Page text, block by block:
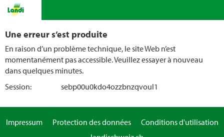
Une erreur s’est produite
En raison d’un problème technique, le site Web n’est
momentanément pas accessible. Veuillez essayer à nouveau
dans quelques minutes.
Session:
sebp00u0kdo4ozzbnzqvoul1
Impressum Protection des données
Conditions d'utilisation